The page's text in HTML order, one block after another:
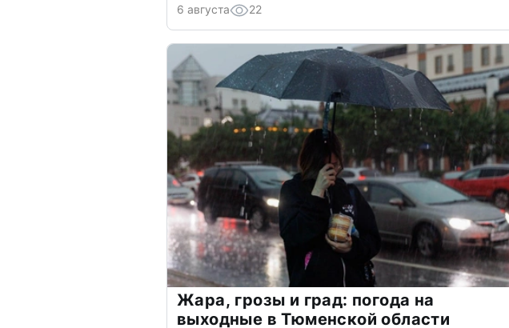
6 августа 22
Жара, грозы и град: погода на
выходные в Тюменской области